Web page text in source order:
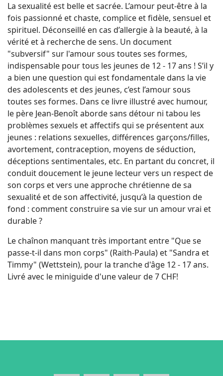
La sexualité est belle et sacrée. L’amour peut-être à la
fois passionné et chaste, complice et fidèle, sensuel et
spirituel. Déconseillé en cas d’allergie à la beauté, à la
vérité et à recherche de sens. Un document
"subversif" sur l'amour sous toutes ses formes,
indispensable pour tous les jeunes de 12 - 17 ans ! S’il y
a bien une question qui est fondamentale dans la vie
des adolescents et des jeunes, c’est l’amour sous
toutes ses formes. Dans ce livre illustré avec humour,
le père Jean-Benoît aborde sans détour ni tabou les
problèmes sexuels et affectifs qui se présentent aux
jeunes : relations sexuelles, différences garçons/filles,
avortement, contraception, moyens de séduction,
déceptions sentimentales, etc. En partant du concret, il
conduit doucement le jeune lecteur vers un respect de
son corps et vers une approche chrétienne de sa
sexualité et de son affectivité, jusqu’à la question de
fond : comment construire sa vie sur un amour vrai et
durable ?
Le chaînon manquant très important entre "Que se
passe-t-il dans mon corps" (Raith-Paula) et "Sandra et
Timmy" (Wettstein), pour la tranche d'âge 12 - 17 ans.
Livré avec le miniguide d'une valeur de 7 CHF!